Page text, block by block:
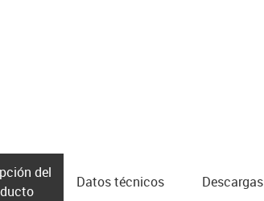
del
Datos técnicos Descargas